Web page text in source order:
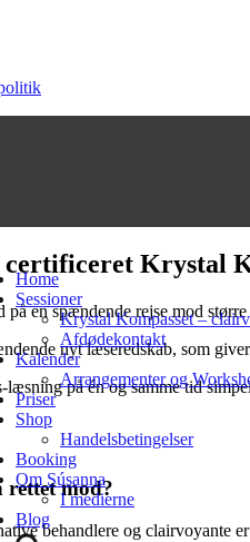
Home
Sessioner
Krystal Kompasset –
Afdødekontakt
Kalender
Arrangementer og
Priser
Shop
Handelsbetingelser
Booking
Om Súsanna
I medierne
Blog
certificeret Krystal
på en spændende rejse mod
nyt læseredskab, som
på én og samme tid
rettet mod?
behandlere og clairvoyante